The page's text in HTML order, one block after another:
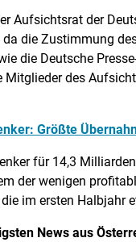
Aufsichtsrat der
die Zustimmung
die Deutsche
Mitglieder des
Größte
für 14,3
der wenigen
im ersten Halbjahr
News aus